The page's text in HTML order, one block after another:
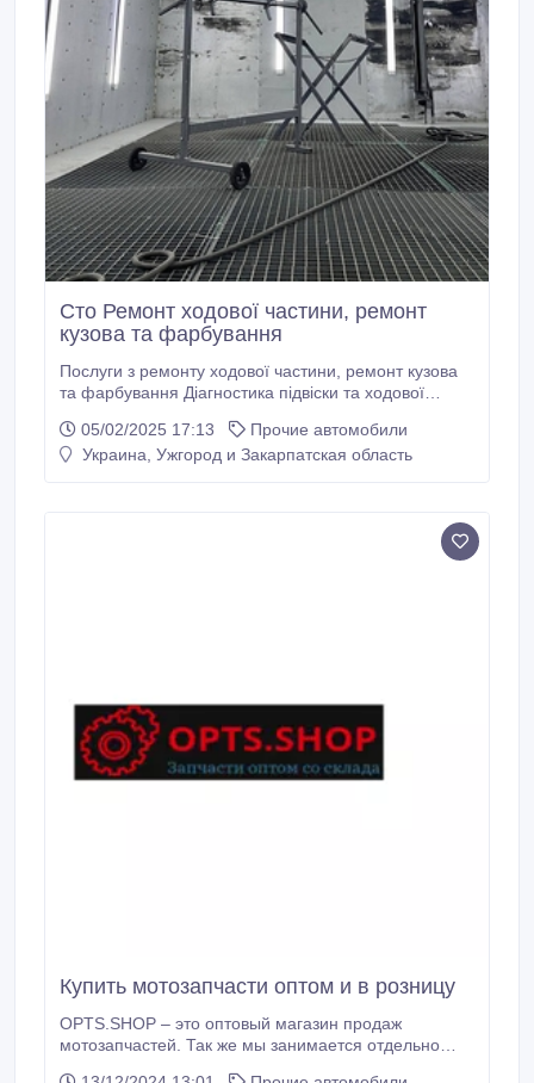
Сто Ремонт ходової частини, ремонт
кузова та фарбування
Послуги з ремонту ходової частини, ремонт кузова
та фарбування Діагностика підвіски та ходової
Заміна важелів, кульових опор та сайлентблоків.
Ремонт чи заміна ШРУСів (шарнірів рівних кутових
05/02/2025 17:13
Прочие автомобили
Украина, Ужгород и Закарпатская область
Кyпить мотозапчасти оптoм и в розницу
OPTS.SHOP – этo оптовый магaзин продaж
мотозапчастей. Так же мы занимается отдельно